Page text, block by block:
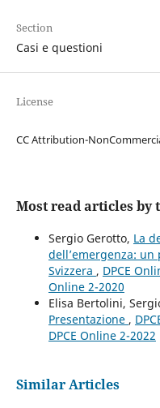
Section
Casi e questioni
License
CC Attribution-
Most read articles by
Sergio Gerotto, La
dell’emergenza:
Svizzera , DPCE
Online 2-2020
Elisa Bertolini,
Presentazione ,
DPCE Online 2-2022
Similar Articles